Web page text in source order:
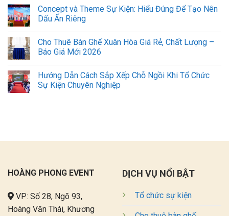
Concept và Theme Sự Kiện: Hiểu Đúng Để Tạo Nên
Dấu Ấn Riêng
Cho Thuê Bàn Ghế Xuân Hòa Giá Rẻ, Chất Lượng –
Báo Giá Mới 2026
Hướng Dẫn Cách Sắp Xếp Chỗ Ngồi Khi Tổ Chức
Sự Kiện Chuyên Nghiệp
HOÀNG PHONG EVENT
VP: Số 28, Ngõ 93,
Hoàng Văn Thái, Khương
DỊCH VỤ NỔI BẬT
Tổ chức sự kiện